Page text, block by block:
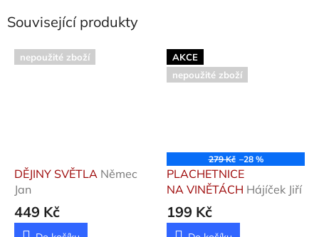
Související produkty
nepoužité zboží
DĚJINY SVĚTLA Němec
Jan
449 Kč
AKCE
nepoužité zboží
279 Kč –28 %
PLACHETNICE
NA VINĚTÁCH Hájíček Jiří
199 Kč